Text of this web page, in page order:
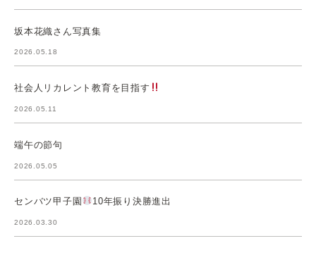
坂本花織さん写真集
2026.05.18
社会人リカレント教育を目指す
2026.05.11
端午の節句
2026.05.05
センバツ甲子園 10年振り決勝進出
2026.03.30